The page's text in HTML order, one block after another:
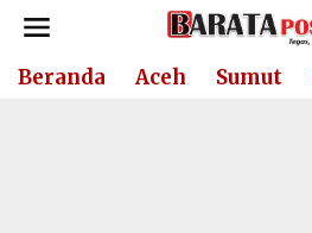
Lewati
konten
Beranda Aceh Sumut